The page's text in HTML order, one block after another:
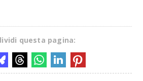
questa pagina: